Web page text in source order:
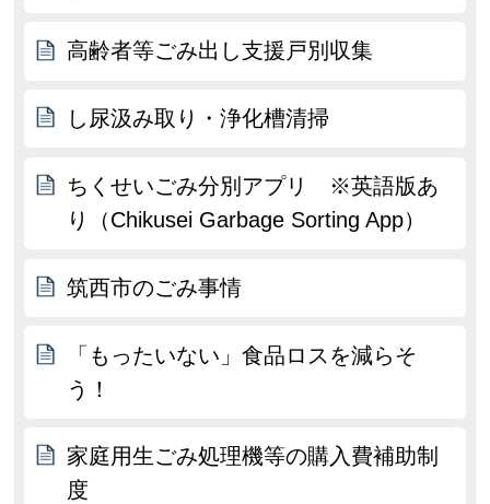
高齢者等ごみ出し支援戸別収集
し尿汲み取り・浄化槽清掃
ちくせいごみ分別アプリ ※英語版あ
り（Chikusei Garbage Sorting App）
筑西市のごみ事情
「もったいない」食品ロスを減らそ
う！
家庭用生ごみ処理機等の購入費補助制
度